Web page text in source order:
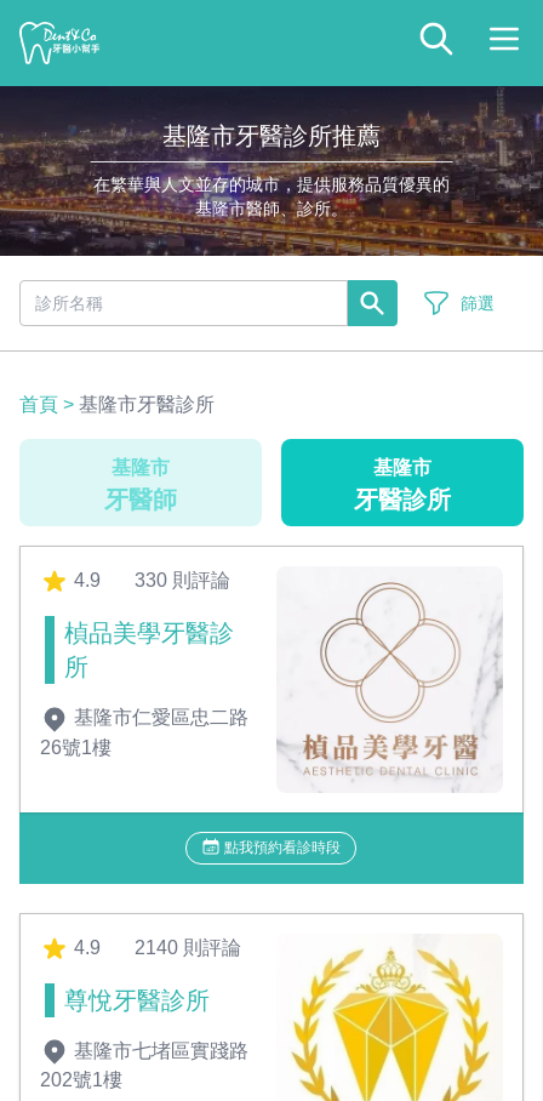
基隆市牙醫診所推薦
在繁華與人文並存的城市，提供服務品質優異的
基隆市醫師、診所。
篩選
首頁 > 基隆市牙醫診所
基隆市
牙醫師
基隆市
牙醫診所
4.9 330 則評論
楨品美學牙醫診
所
基隆市仁愛區忠二路
26號1樓
點我預約看診時段
4.9 2140 則評論
尊悅牙醫診所
基隆市七堵區實踐路
202號1樓